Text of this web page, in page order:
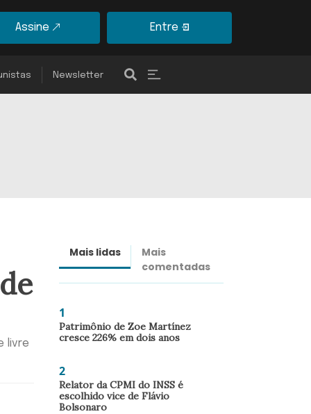
Assine Entre
Newsletter
livre
Mais lidas
Mais
comentadas
1
Patrimônio de Zoe Martínez
cresce 226% em dois anos
2
Relator da CPMI do INSS é
escolhido vice de Flávio
Bolsonaro